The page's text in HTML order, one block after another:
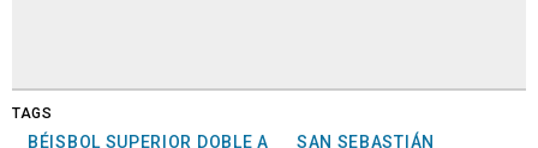
TAGS
BÉISBOL SUPERIOR DOBLE A
SAN SEBASTIÁN